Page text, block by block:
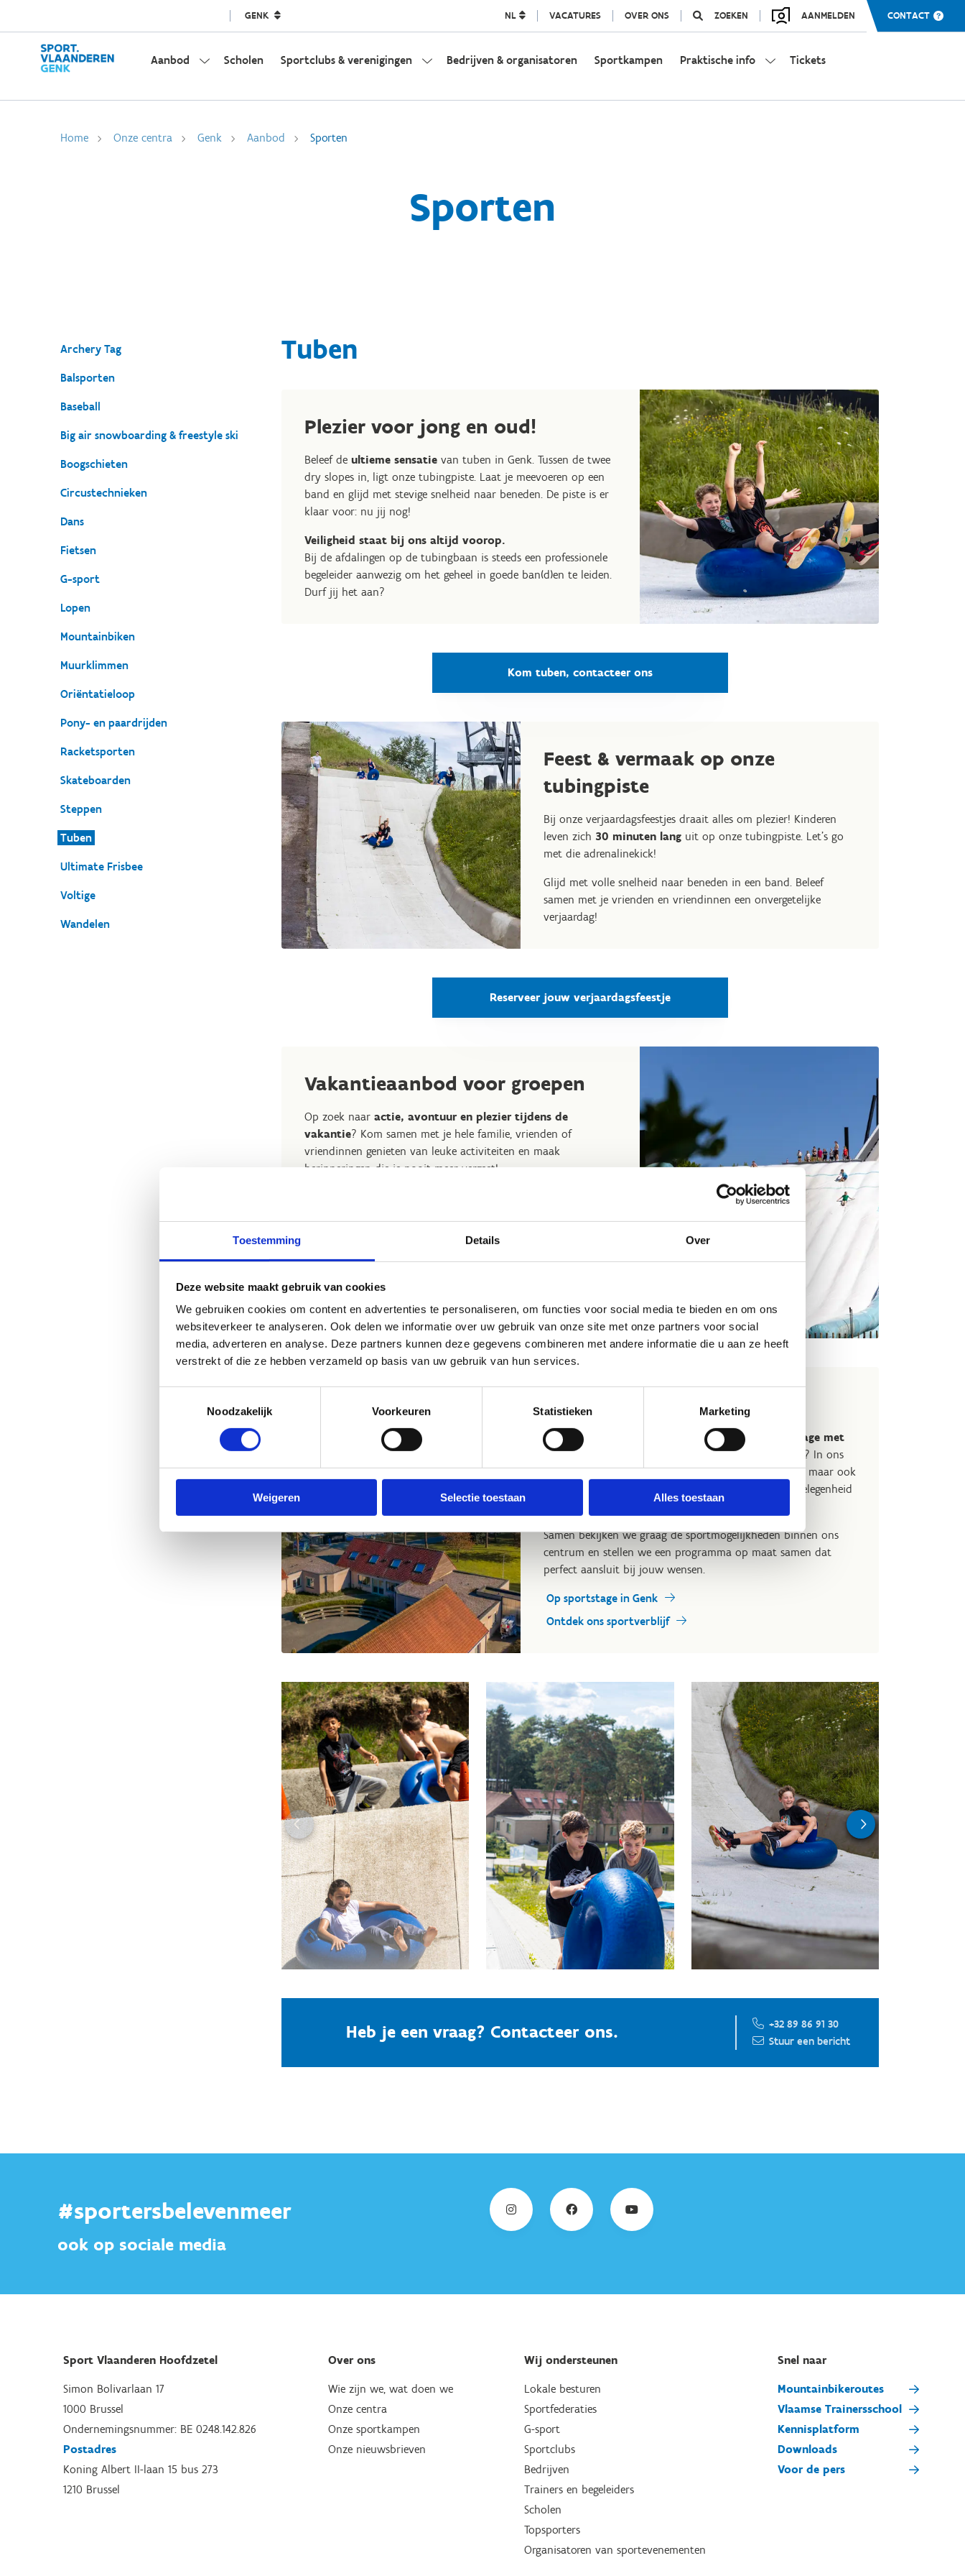
Toestemming Details Over
Deze website maakt gebruik van cookies
We gebruiken cookies om content en advertenties te personaliseren, om functies voor social media te bieden en om ons
websiteverkeer te analyseren. Ook delen we informatie over uw gebruik van onze site met onze partners voor social
media, adverteren en analyse. Deze partners kunnen deze gegevens combineren met andere informatie die u aan ze heeft
verstrekt of die ze hebben verzameld op basis van uw gebruik van hun services.
Noodzakelijk
Voorkeuren Statistieken Marketing
Weigeren Selectie toestaan Alles toestaan
GENK NL VACATURES OVER ONS ZOEKEN AANMELDEN CONTACT
Aanbod Scholen Sportclubs & verenigingen Bedrijven & organisatoren Sportkampen Praktische info Tickets
Home Onze centra Genk Aanbod Sporten
Sporten
Archery Tag
Balsporten
Baseball
Big air snowboarding & freestyle ski
Boogschieten
Circustechnieken
Dans
Fietsen
G-sport
Lopen
Mountainbiken
Muurklimmen
Oriëntatieloop
Pony- en paardrijden
Racketsporten
Skateboarden
Steppen
Tuben
Ultimate Frisbee
Voltige
Wandelen
Tuben
Plezier voor jong en oud!
Beleef de ultieme sensatie van tuben in Genk. Tussen de twee
dry slopes in, ligt onze tubingpiste. Laat je meevoeren op een
band en glijd met stevige snelheid naar beneden. De piste is er
klaar voor: nu jij nog!
Veiligheid staat bij ons altijd voorop.
Bij de afdalingen op de tubingbaan is steeds een professionele
begeleider aanwezig om het geheel in goede ban(d)en te leiden.
Durf jij het aan?
Kom tuben, contacteer ons
Feest & vermaak op onze
tubingpiste
Bij onze verjaardagsfeestjes draait alles om plezier! Kinderen
leven zich 30 minuten languit op onze tubingpiste. Let’s go
met die adrenalinekick!
Glijd met volle snelheid naar beneden in een band. Beleef
samen met je vrienden en vriendinnen een onvergetelijke
verjaardag!
Reserveer jouw verjaardagsfeestje
Vakantieaanbod voor groepen
Op zoek naar actie, avontuur en plezier tijdens de
vakantie? Kom samen met je hele familie, vrienden of
vriendinnen genieten van leuke activiteiten en maak
herinneringen die je nooit meer vergeet!
Glijden van de airbag
Pumptrack avontuur
Ontdek ons vakantieaanbod nu
Op sportstage in Genk?
Wil je met je sportclub, vereniging of federatie een
stage met
overnachting of een sportief weekend
organiseren? In ons
centrum kan je niet alleen tal van sporten beoefenen, maar ook
comfortabel overnachten. We beschikken over slaapgelegenheid
voor maximaal 112 personen.
Samen bekijken we graag de sportmogelijkheden binnen ons
centrum en stellen we een programma op maat samen dat
perfect aansluit bij jouw wensen.
Op sportstage in Genk
Ontdek ons sportverblijf
Heb je een vraag? Contacteer ons.
+32 89 86 91 30
Stuur een bericht
#sportersbelevenmeer
ook op sociale media
Sport Vlaanderen Hoofdzetel
Simon Bolivarlaan 17
1000 Brussel
Ondernemingsnummer: BE 0248.142.826
Postadres
Koning Albert II-laan 15 bus 273
1210 Brussel
Over ons
Wie zijn we, wat doen we
Onze centra
Onze sportkampen
Onze nieuwsbrieven
Wij ondersteunen
Lokale besturen
Sportfederaties
G-sport
Sportclubs
Bedrijven
Trainers en begeleiders
Scholen
Topsporters
Organisatoren van sportevenementen
Snel naar
Mountainbikeroutes
Vlaamse Trainersschool
Kennisplatform
Downloads
Voor de pers